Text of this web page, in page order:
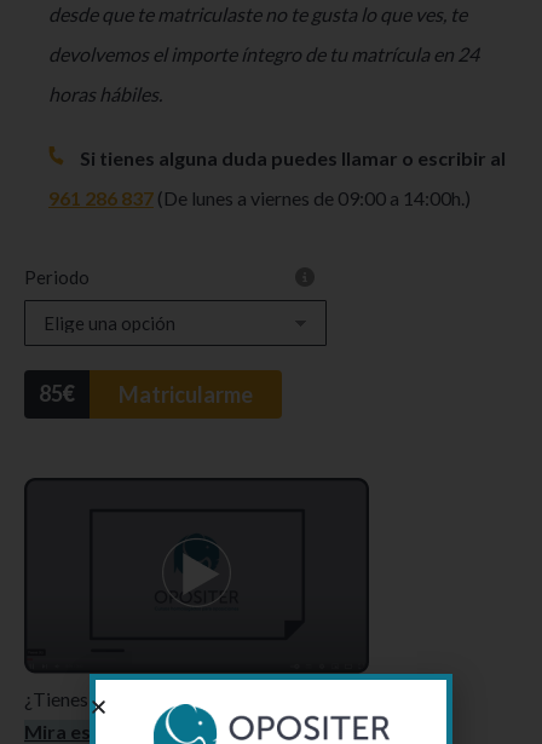
desde que te matriculaste no te gusta lo que ves, te
devolvemos el importe íntegro de tu matrícula en 24
horas hábiles.
Si tienes alguna duda puedes llamar o escribir al
961 286 837 (De lunes a viernes de 09:00 a 14:00h.)
Periodo
85€ Matricularme
¿Tienes dudas de cómo hacer el curso?
Mira este vídeo